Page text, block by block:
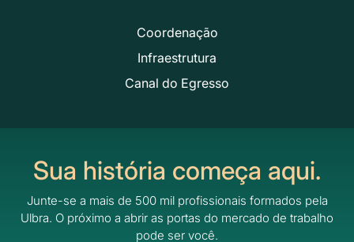
Coordenação
Infraestrutura
Canal do Egresso
Sua história começa aqui.
Junte-se a mais de 500 mil profissionais formados pela
Ulbra. O próximo a abrir as portas do mercado de trabalho
pode ser você.